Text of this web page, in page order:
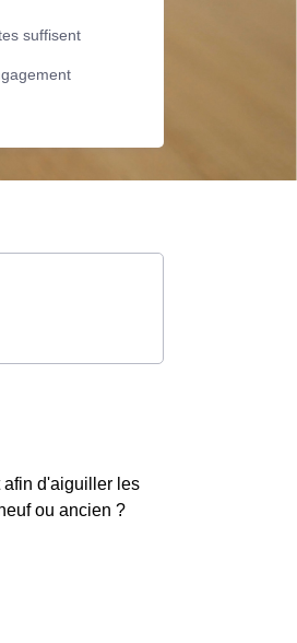
suffisent
afin d'aiguiller les
ou ancien ?